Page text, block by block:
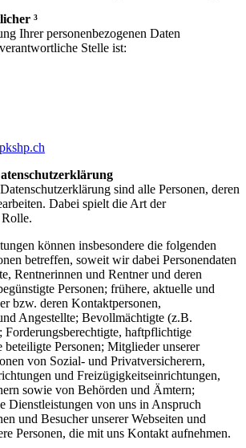
³
Ihrer personenbezogenen Daten
Stelle ist:
sind alle Personen, deren
Dabei spielt die Art der
können insbesondere die folgenden
betreffen, soweit wir dabei Personendaten
Rentnerinnen und Rentner und deren
Personen; frühere, aktuelle und
bzw. deren Kontaktpersonen,
Angestellte; Bevollmächtigte (z.B.
Forderungsberechtigte, haftpflichtige
beteiligte Personen; Mitglieder unserer
von Sozial- und Privatversicherern,
und Freizügigkeitseinrichtungen,
sowie von Behörden und Ämtern;
Dienstleistungen von uns in Anspruch
und Besucher unserer Webseiten und
Personen, die mit uns Kontakt aufnehmen.